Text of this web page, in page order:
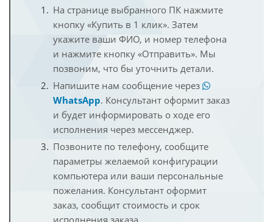
На странице выбранного ПК нажмите
кнопку «Купить в 1 клик». Затем
укажите ваши ФИО, и номер телефона
и нажмите кнопку «Отправить». Мы
позвоним, что бы уточнить детали.
Напишите нам сообщение через
WhatsApp. Консультант оформит заказ
и будет информировать о ходе его
исполнения через мессенджер.
Позвоните по телефону, сообщите
параметры желаемой конфигурации
компьютера или ваши персональные
пожелания. Консультант оформит
заказ, сообщит стоимость и срок
исполнения заказа.